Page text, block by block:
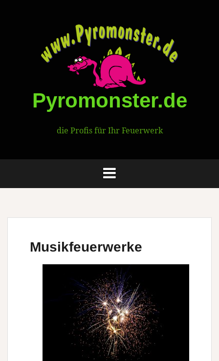
Pyromonster.de
die Profis für Ihr Feuerwerk
Musikfeuerwerke